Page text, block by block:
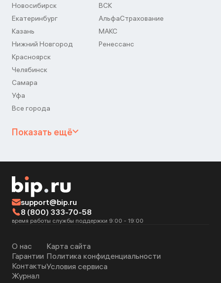
Новосибирск
Екатеринбург
Казань
Нижний Новгород
Красноярск
Челябинск
Самара
Уфа
Все города
ВСК
АльфаСтрахование
МАКС
Ренессанс
Показать ещё
support@bip.ru
8 (800) 333-70-58
время работы службы поддержки 9:00 - 19:00
О нас
Гарантии
Контакты
Журнал
Карта сайта
Политика конфиденциальности
Условия сервиса